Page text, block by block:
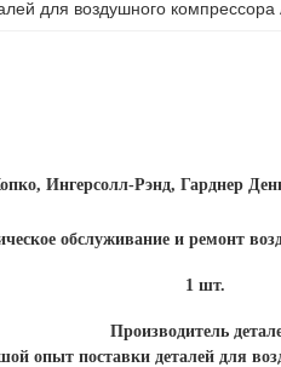
для воздушного компрессора
Ингерсолл-Рэнд, Гарднер
обслуживание и ремонт
1 шт.
Производитель
опыт поставки деталей для